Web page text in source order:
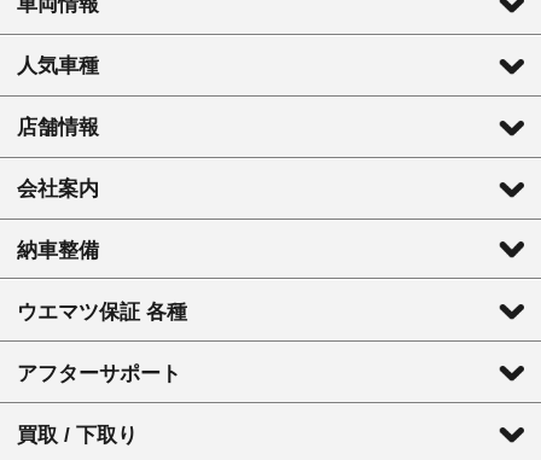
人気車種
店舗情報
会社案内
納車整備
ウエマツ保証 各種
アフターサポート
買取 / 下取り